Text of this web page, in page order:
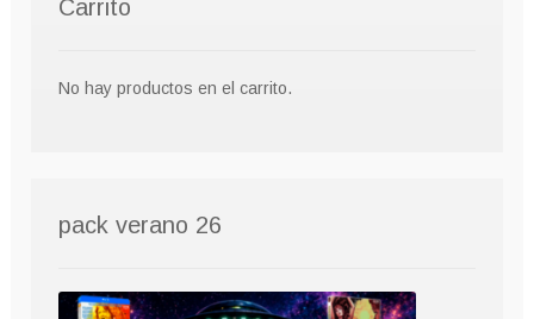
Carrito
No hay productos en el carrito.
pack verano 26